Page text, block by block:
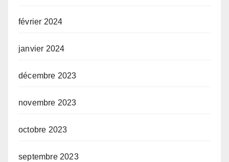
février 2024
janvier 2024
décembre 2023
novembre 2023
octobre 2023
septembre 2023